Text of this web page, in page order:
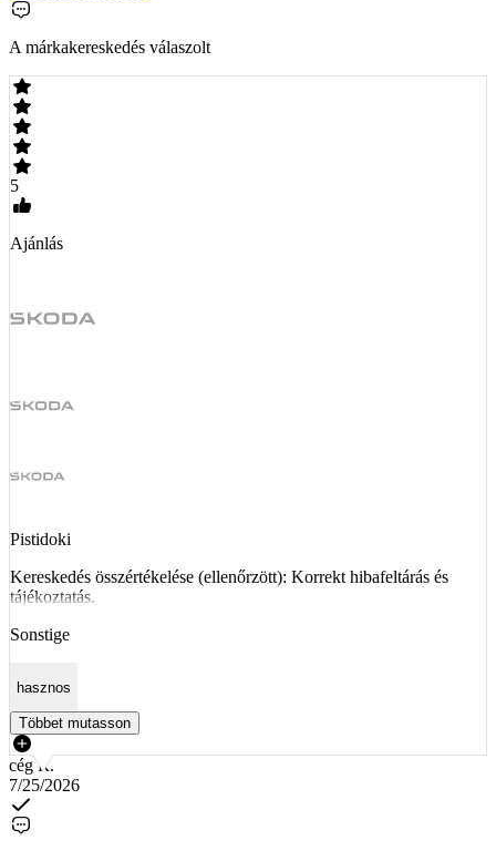
A márkakereskedés válaszolt
5
Ajánlás
Pistidoki
Kereskedés összértékelése (ellenőrzött): Korrekt hibafeltárás és
tájékoztatás.
Sonstige
hasznos
Többet mutasson
cég R.
7/25/2026